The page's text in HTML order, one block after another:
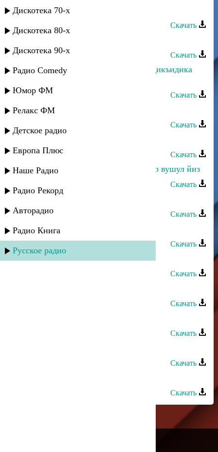
Дискотека 70-х
Дискотека 80-х
Дискотека 90-х
Радио Comedy
Юмор ФМ
Релакс ФМ
Детское радио
Европа Плюс
Наше Радио
Радио Рекорд
Авторадио
Радио Книга
Русское радио
Динара Гасанова - Бахш апинай
Скачать
Скачать
Динара Гасанова и Г. Наврузов - Дикъидика
Скачать
Динара Гасанова - Гьаму суал
Скачать
Скачать
Бесханум Гюльмагомедова - Тахсир вушул йиз
Скачать
Скачать
Талисман - Бес вучиз
Скачать
Къайи Булах - Бес вучиз
Скачать
Скачать
Скачать
Скачать
Скачать